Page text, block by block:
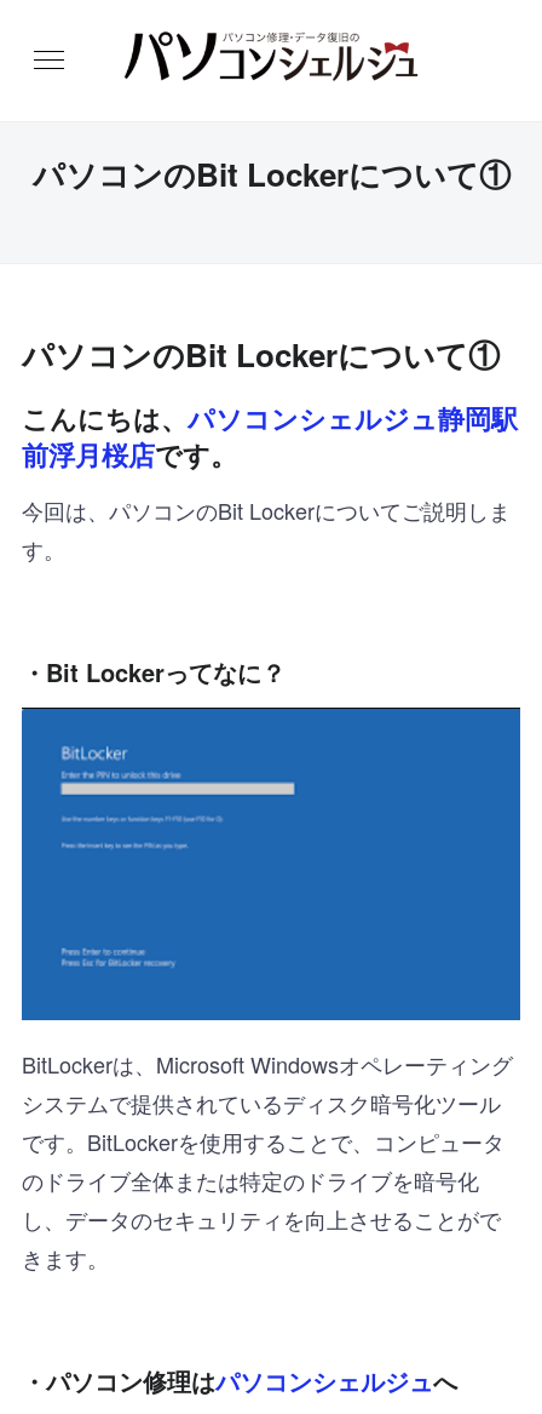
パソコンのBit Lockerについて①
パソコンのBit Lockerについて①
こんにちは、パソコンシェルジュ静岡駅
前浮月桜店です。
今回は、パソコンのBit Lockerについてご説明しま
す。
・Bit Lockerってなに？
BitLockerは、Microsoft Windowsオペレーティング
システムで提供されているディスク暗号化ツール
です。BitLockerを使用することで、コンピュータ
のドライブ全体または特定のドライブを暗号化
し、データのセキュリティを向上させることがで
きます。
・パソコン修理はパソコンシェルジュへ